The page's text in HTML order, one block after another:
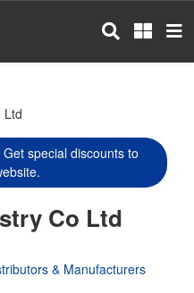
Ltd
special discounts to
Co Ltd
& Manufacturers